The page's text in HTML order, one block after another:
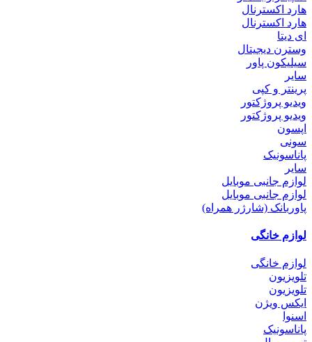
هارد اکسترنال
هارد اکسترنال
ای دیتا
وسترن دیجیتال
سیلیکون پاور
سایر
پرینتر و کپی
ویدیو پروژکتور
ویدیو پروژکتور
اپسون
سونی
پاناسونیک
سایر
لوازم جانبی موبایل
لوازم جانبی موبایل
پاوربانک (شارژر همراه)
لوازم خانگی
لوازم خانگی
تلویزیون
تلویزیون
ایکس ویژن
اسنوا
پاناسونیک